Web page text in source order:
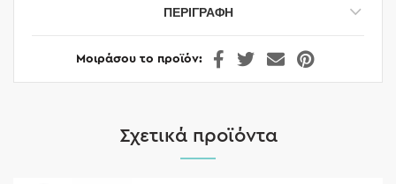
ΠΕΡΙΓΡΑΦΉ
Μοιράσου το προϊόν
Σχετικά προϊόντα